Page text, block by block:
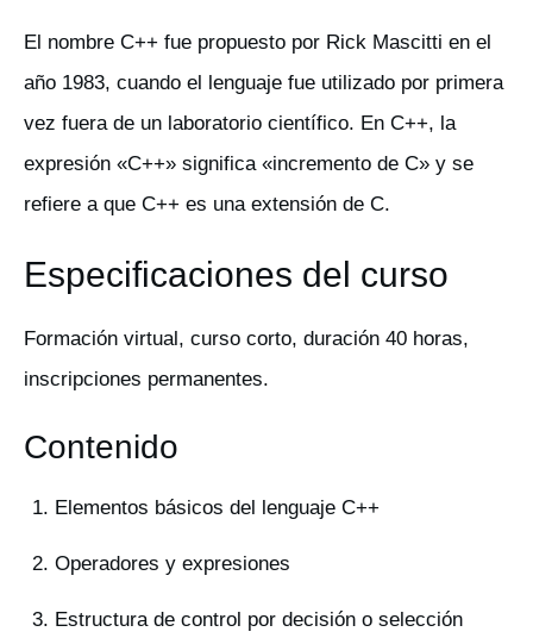
El nombre C++ fue propuesto por Rick Mascitti en el
año 1983, cuando el lenguaje fue utilizado por primera
vez fuera de un laboratorio científico. En C++, la
expresión «C++» significa «incremento de C» y se
refiere a que C++ es una extensión de C.
Especificaciones del curso
Formación virtual, curso corto, duración 40 horas,
inscripciones permanentes.
Contenido
Elementos básicos del lenguaje C++
Operadores y expresiones
Estructura de control por decisión o selección